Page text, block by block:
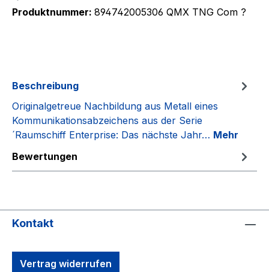
Produktnummer: 894742005306 QMX TNG Com ?
Beschreibung
Originalgetreue Nachbildung aus Metall eines
Kommunikationsabzeichens aus der Serie
´Raumschiff Enterprise: Das nächste Jahr… Mehr
Bewertungen
Kontakt
Vertrag widerrufen